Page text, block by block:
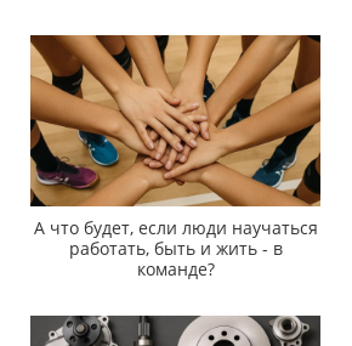
А что будет, если люди научаться
работать, быть и жить - в
команде?